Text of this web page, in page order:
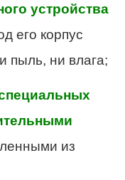
устройства
его корпус
пыль, ни влага;
из